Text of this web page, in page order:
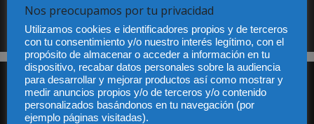
Sus datos serán incorporados a un fichero automatizado con el objeto exclusivo de dar
respuesta a su suscripción Dicho fichero es de titularidad exclusiva de LEXDIR GLOBAL
S.L. y no será cedido a un tercero en ningún caso.
Nos preocupamos por tu privacidad
Utilizamos cookies e identificadores propios y de terceros
con tu consentimiento y/o nuestro interés legítimo, con el
propósito de almacenar o acceder a información en tu
dispositivo, recabar datos personales sobre la audiencia
para desarrollar y mejorar productos así como mostrar y
medir anuncios propios y/o de terceros y/o contenido
personalizados basándonos en tu navegación (por
ejemplo páginas visitadas).